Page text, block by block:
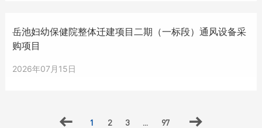
岳池妇幼保健院整体迁建项目二期（一标段）通风设备采
购项目
2026年07月15日
 1 2 3 ... 97 